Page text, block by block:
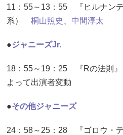
11：55～13：55 『ヒルナン
系） 桐山照史 中間淳太
●ジャニーズJr.
18：55～19：25 『Rの法則
よって出演者変動
●その他ジャニーズ
24：58～25：28 『ゴロウ・